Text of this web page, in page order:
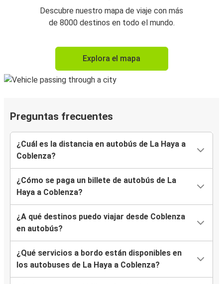
Descubre nuestro mapa de viaje con más
de 8000 destinos en todo el mundo.
Explora el mapa
Preguntas frecuentes
¿Cuál es la distancia en autobús de La Haya a
Coblenza?
¿Cómo se paga un billete de autobús de La
Haya a Coblenza?
¿A qué destinos puedo viajar desde Coblenza
en autobús?
¿Qué servicios a bordo están disponibles en
los autobuses de La Haya a Coblenza?